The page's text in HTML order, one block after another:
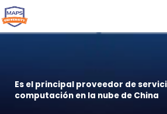
Seminarios
Iniciar
Es el principal proveedor de
computación en la nube de China